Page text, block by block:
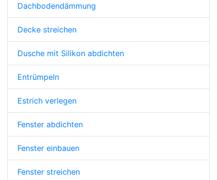
Dachbodendämmung
Decke streichen
Dusche mit Silikon abdichten
Entrümpeln
Estrich verlegen
Fenster abdichten
Fenster einbauen
Fenster streichen